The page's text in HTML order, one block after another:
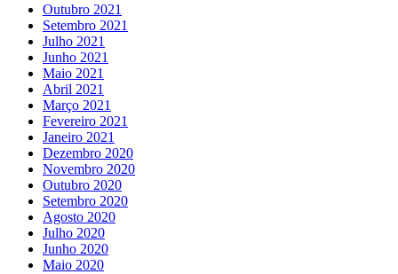
Outubro 2021
Setembro 2021
Julho 2021
Junho 2021
Maio 2021
Abril 2021
Março 2021
Fevereiro 2021
Janeiro 2021
Dezembro 2020
Novembro 2020
Outubro 2020
Setembro 2020
Agosto 2020
Julho 2020
Junho 2020
Maio 2020